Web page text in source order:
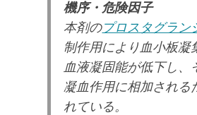
機序・危険因子
本剤のプロスタグラン
制作用により血小板凝
血液凝固能が低下し、
凝血作用に相加される
れている。